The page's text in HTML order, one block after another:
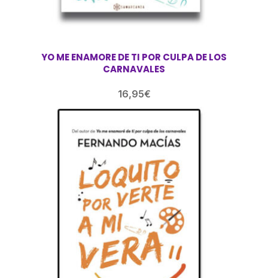
YO ME ENAMORE DE TI POR CULPA DE LOS
CARNAVALES
16,95€